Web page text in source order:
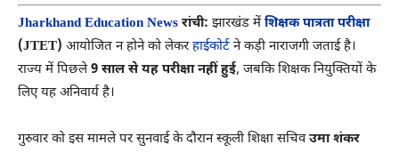
Jharkhand Education News रांची: झारखंड मेंशिक्षक पात्रता परीक्षा
(JTET) आयोजित न होने को लेकरहाईकोर्ट ने कड़ी नाराजगी जताई है।
राज्य में पिछले9 साल से यह परीक्षा नहीं हुई, जबकि शिक्षक नियुक्तियों के
लिए यह अनिवार्य है।
गुरुवार को इस मामले पर सुनवाई के दौरान स्कूली शिक्षा सचिवउमा शंकर